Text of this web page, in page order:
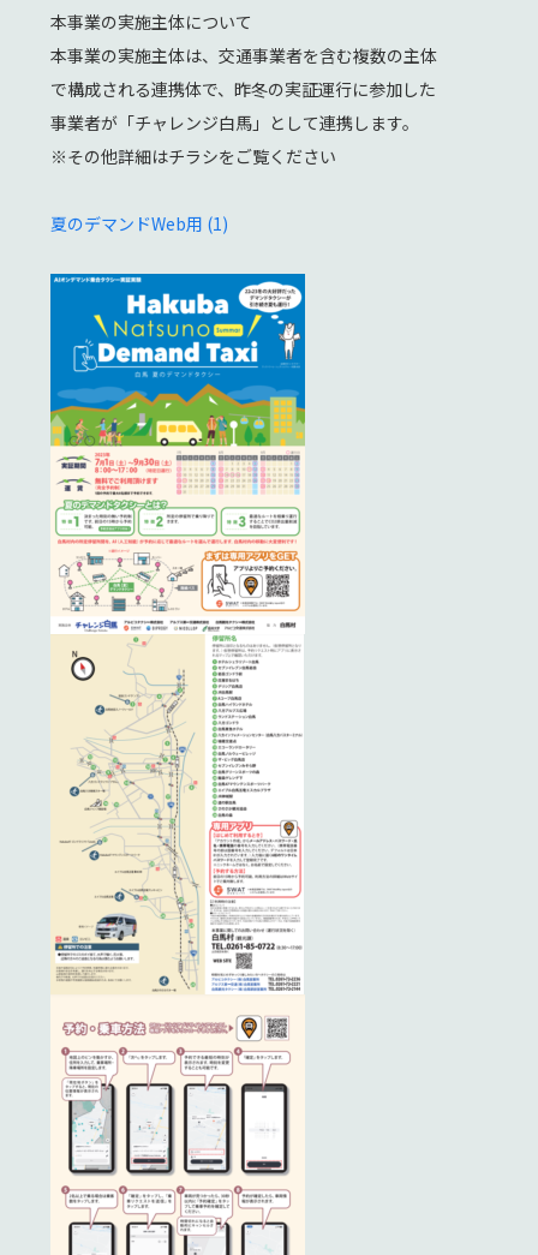
本事業の実施主体について
本事業の実施主体は、交通事業者を含む複数の主体
で構成される連携体で、昨冬の実証運行に参加した
事業者が「チャレンジ白馬」として連携します。
※その他詳細はチラシをご覧ください
夏のデマンドWeb用 (1)